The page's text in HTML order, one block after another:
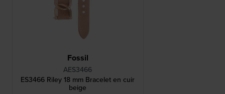
Fossil
AES3466
ES3466 Riley 18 mm Bracelet en cuir
beige